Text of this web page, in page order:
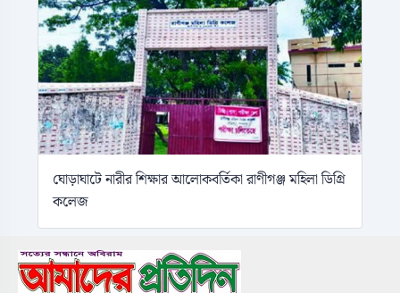
ঘোড়াঘাটে নারীর শিক্ষার আলোকবর্তিকা রাণীগঞ্জ মহিলা ডিগ্রি
কলেজ